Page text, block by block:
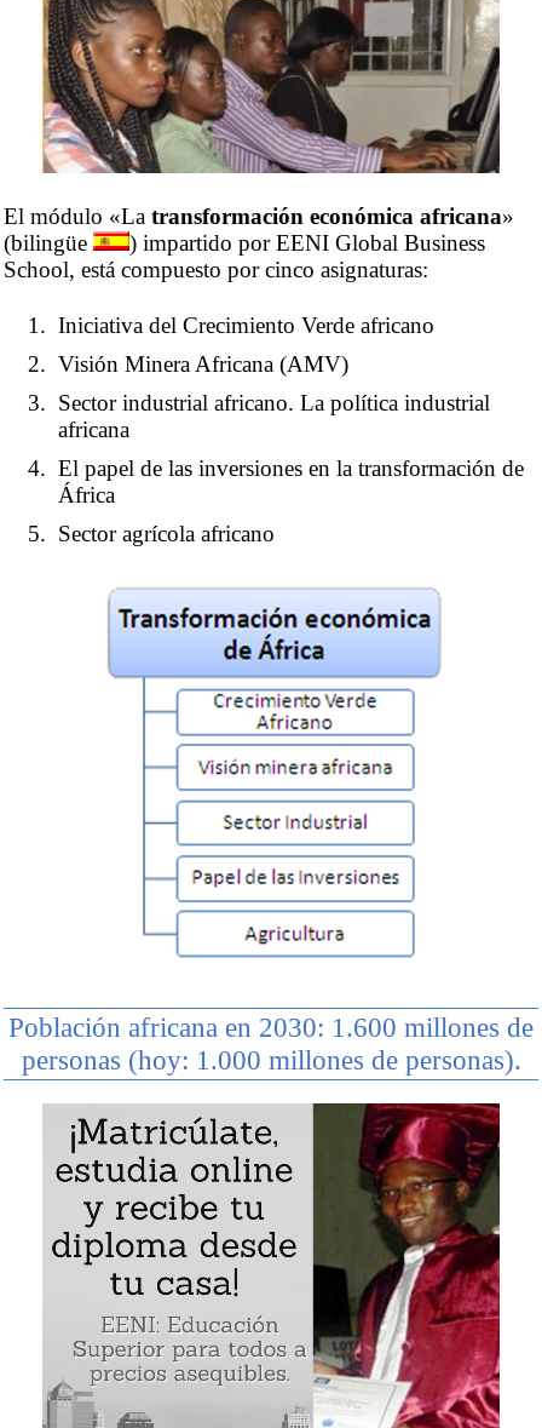
El módulo «La transformación económica africana»
(bilingüe
) impartido por EENI Global Business
School, está compuesto por cinco asignaturas:
Iniciativa del Crecimiento Verde africano
Visión Minera Africana (AMV)
Sector industrial africano. La política industrial
africana
El papel de las inversiones en la transformación de
África
Sector agrícola africano
Población africana en 2030: 1.600 millones de
personas (hoy: 1.000 millones de personas).